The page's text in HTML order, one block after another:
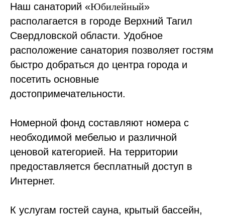
Наш санаторий «Юбилейный»
располагается в городе Верхний Тагил
Свердловской области. Удобное
расположение санатория позволяет гостям
быстро добраться до центра города и
посетить основные
достопримечательности.
Номерной фонд составляют номера с
необходимой мебелью и различной
ценовой категорией. На территории
предоставляется бесплатный доступ в
Интернет.
К услугам гостей сауна, крытый бассейн,